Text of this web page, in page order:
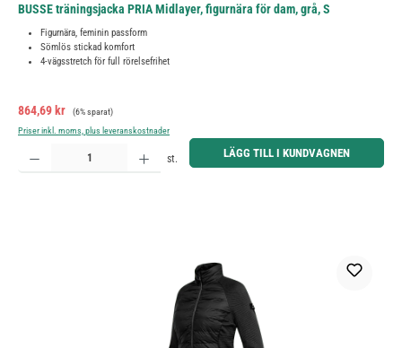
BUSSE tränings­jacka PRIA Midlayer, figurnära för dam, grå, S
Figurnära, feminin passform
Sömlös stickad komfort
4-vägsstretch för full rörelsefrihet
Försäljningspris:
864,69 kr Ordinarie pris:
(6% sparat)
Priser inkl. moms, plus leveranskostnader
Produktkvantitet: Ange önskat belopp eller använd knapparna för att öka eller minska kvantiteten.
st. LÄGG TILL I KUNDVAGNEN